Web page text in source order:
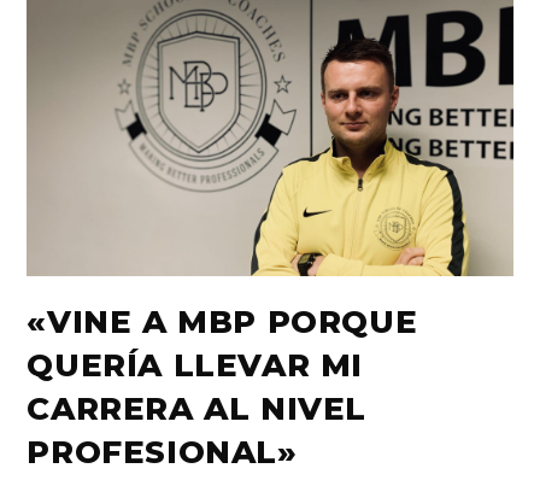
«VINE A MBP PORQUE
QUERÍA LLEVAR MI
CARRERA AL NIVEL
PROFESIONAL»